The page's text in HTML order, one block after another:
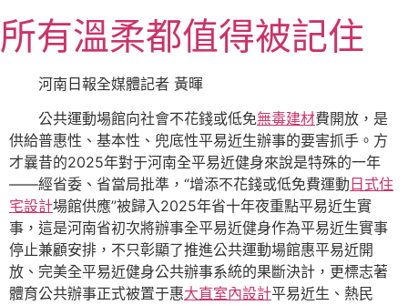
至
主所有溫柔都值得被記住
河南日報全媒體記者 黃暉
公共運動場館向社會不花錢或低免無毒建材費開放，是
供給普惠性、基本性、兜底性平易近生辦事的要害抓手。方
才曩昔的2025年對于河南全平易近健身來說是特殊的一年
——經省委、省當局批準，“增添不花錢或低免費運動 日式住
宅設計場館供應”被歸入2025年省十年夜重點平易近生實
事，這是河南省初次將辦事全平易近健身作為平易近生實事
停止兼顧安排，不只彰顯了推進公共運動場館惠平易近開
放、完美全平易近健身公共辦事系統的果斷決計，更標志著
體育公共辦事正式被置于惠大直室內設計平易近生、熱民